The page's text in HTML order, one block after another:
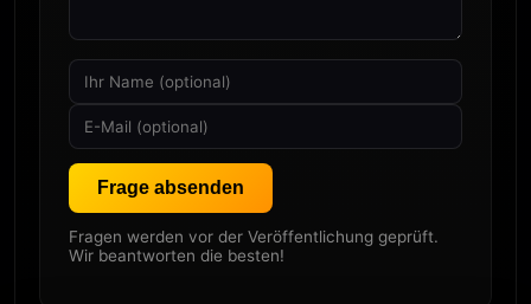
Frage absenden
Fragen werden vor der Veröffentlichung geprüft.
Wir beantworten die besten!